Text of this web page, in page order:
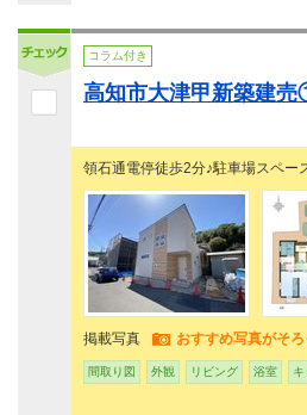
コラム付き
高知市大津甲新築建
領石通電停徒歩2分♪駐車場スペー
掲載写真 おすすめ写真がそ
間取り図 外観 リビング 浴室 キ